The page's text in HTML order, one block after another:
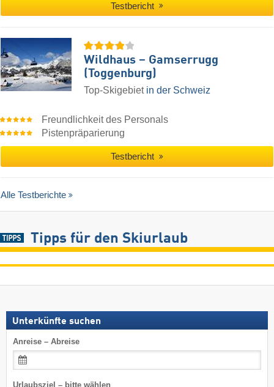
Testbericht
Wildhaus – Gamserrugg
(Toggenburg)
Top-Skigebiet in der Schweiz
Freundlichkeit des Personals
Pistenpräparierung
Testbericht
Alle Testberichte
Tipps für den Skiurlaub
Unterkünfte suchen
Anreise – Abreise
Urlaubsziel – bitte wählen